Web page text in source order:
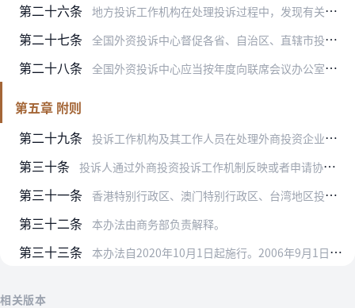
第二十六条 地方投诉工作机构在处理投诉过程中，发现有关地方或者部门工作中存在普遍性问题，或者有关规范性文件存在违反法律规定或者明显不当的情形的，可以向全国外资投诉中心反映并…
第二十七条 全国外资投诉中心督促各省、自治区、直辖市投诉工作，建立定期督查制度，向各省、自治区、直辖市人民政府通报投诉工作情况，并视情向社会公示。
第二十八条 全国外资投诉中心应当按年度向联席会议办公室报送外商投资企业权益保护建议书，总结外商投资企业、外国投资者、商会、协会、有关地方和部门反映的典型案例、重大问题、政策…
第五章 附则
第二十九条
投诉工作机构及其工作人员在处理外商投资企业投诉过程中滥用职权、玩忽职守、徇私舞弊的，或者泄露、非法向他人提供投诉处理过程中知悉的商业秘密、保密商务信息和个人隐私…
第三十条 投诉人通过外商投资投诉工作机制反映或者申请协调解决问题，任何单位和个人不得压制或者打击报复。
第三十一条 香港特别行政区、澳门特别行政区、台湾地区投资者以及定居在国外的中国公民所投资企业投诉工作，参照本办法办理。
第三十二条 本办法由商务部负责解释。
第三十三条 本办法自2020年10月1日起施行。2006年9月1日商务部第2号令公布的《商务部外商投资企业投诉工作暂行办法》同时废止。
相关版本